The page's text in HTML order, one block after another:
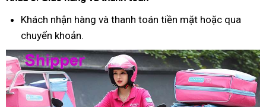
Khách nhận hàng và thanh toán tiền mặt hoặc qua
chuyển khoản.